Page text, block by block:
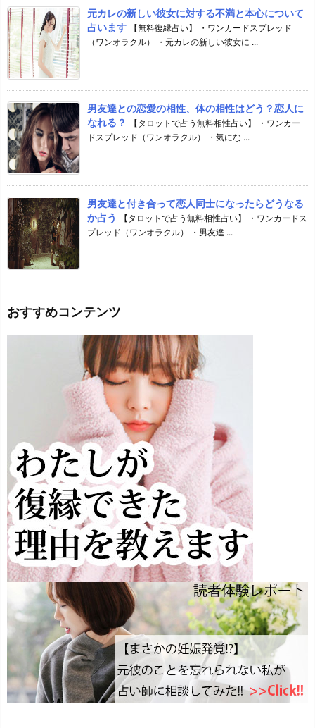
元カレの新しい彼女に対する不満と本心について
占います
【無料復縁占い】 ・ワンカードスプレッド
（ワンオラクル） ・元カレの新しい彼女に ...
男友達との恋愛の相性、体の相性はどう？恋人に
なれる？
【タロットで占う無料相性占い】 ・ワンカー
ドスプレッド（ワンオラクル） ・気にな ...
男友達と付き合って恋人同士になったらどうなる
か占う
【タロットで占う無料相性占い】 ・ワンカードス
プレッド（ワンオラクル） ・男友達 ...
おすすめコンテンツ